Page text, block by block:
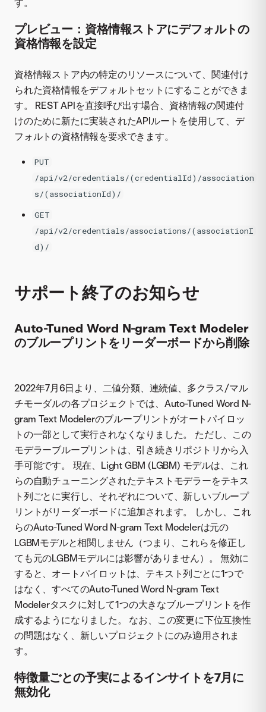
す。
プレビュー：資格情報ストアにデフォルトの
資格情報を設定
資格情報ストア内の特定のリソースについて、関連付け
られた資格情報をデフォルトセットにすることができま
す。 REST APIを直接呼び出す場合、資格情報の関連付
けのために新たに実装されたAPIルートを使用して、デ
フォルトの資格情報を要求できます。
PUT
/api/v2/credentials/(credentialId)/association
s/(associationId)/
GET
/api/v2/credentials/associations/(associationI
d)/
サポート終了のお知らせ
Auto-Tuned Word N-gram Text Modeler
のブループリントをリーダーボードから削除
2022年7月6日より、二値分類、連続値、多クラス/マル
チモーダルの各プロジェクトでは、Auto-Tuned Word N-
gram Text Modelerのブループリントがオートパイロッ
トの一部として実行されなくなりました。 ただし、この
モデラーブループリントは、引き続きリポジトリから入
手可能です。 現在、Light GBM (LGBM) モデルは、これ
らの自動チューニングされたテキストモデラーをテキス
ト列ごとに実行し、それぞれについて、新しいブループ
リントがリーダーボードに追加されます。 しかし、これ
らのAuto-Tuned Word N-gram Text Modelerは元の
LGBMモデルと相関しません（つまり、これらを修正し
ても元のLGBMモデルには影響がありません）。 無効に
すると、オートパイロットは、テキスト列ごとに1つで
はなく、すべてのAuto-Tuned Word N-gram Text
Modelerタスクに対して1つの大きなブループリントを作
成するようになりました。 なお、この変更に下位互換性
の問題はなく、新しいプロジェクトにのみ適用されま
す。
特徴量ごとの予実によるインサイトを7月に
無効化